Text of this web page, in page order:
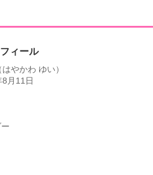
ィール
やかわ ゆい）
月11日